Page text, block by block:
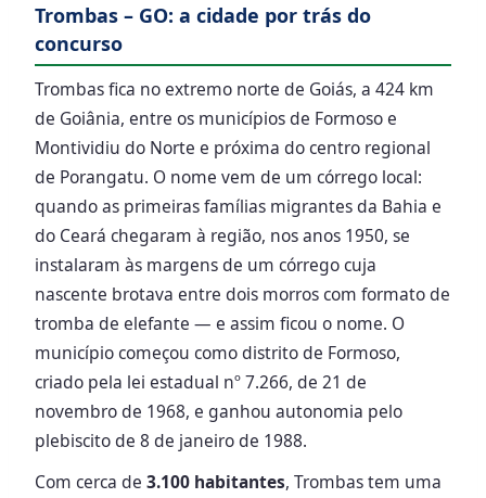
Trombas – GO: a cidade por trás do
concurso
Trombas fica no extremo norte de Goiás, a 424 km
de Goiânia, entre os municípios de Formoso e
Montividiu do Norte e próxima do centro regional
de Porangatu. O nome vem de um córrego local:
quando as primeiras famílias migrantes da Bahia e
do Ceará chegaram à região, nos anos 1950, se
instalaram às margens de um córrego cuja
nascente brotava entre dois morros com formato de
tromba de elefante — e assim ficou o nome. O
município começou como distrito de Formoso,
criado pela lei estadual nº 7.266, de 21 de
novembro de 1968, e ganhou autonomia pelo
plebiscito de 8 de janeiro de 1988.
Com cerca de 3.100 habitantes, Trombas tem uma